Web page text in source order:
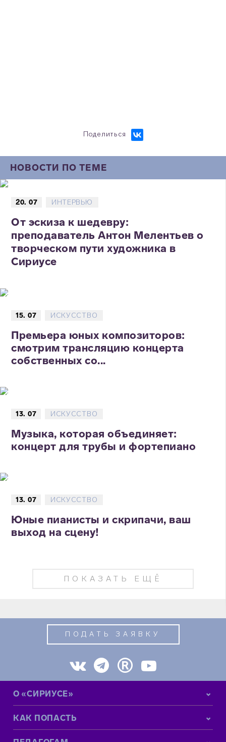
Поделиться
НОВОСТИ ПО ТЕМЕ
20. 07 ИНТЕРВЬЮ
От эскиза к шедевру:
преподаватель Антон Мелентьев о
творческом пути художника в
Сириусе
15. 07 ИСКУССТВО
Премьера юных композиторов:
смотрим трансляцию концерта
собственных со...
13. 07 ИСКУССТВО
Музыка, которая объединяет:
концерт для трубы и фортепиано
13. 07 ИСКУССТВО
Юные пианисты и скрипачи, ваш
выход на сцену!
ПОКАЗАТЬ ЕЩЁ
ПОДАТЬ ЗАЯВКУ
О «СИРИУСЕ»
КАК ПОПАСТЬ